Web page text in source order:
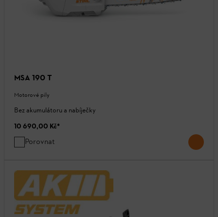
MSA 190 T
Motorové pily
Bez akumulátoru a nabíječky
10 690,00 Kč*
Porovnat